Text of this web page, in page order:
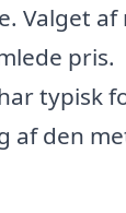
Valget af
pris.
typisk
af den